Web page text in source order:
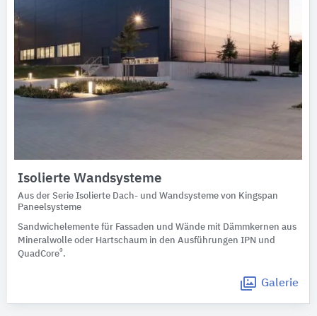
Isolierte Wandsysteme
Aus der Serie Isolierte Dach- und Wandsysteme von Kingspan
Paneelsysteme
Sandwichelemente für Fassaden und Wände mit Dämmkernen aus
Mineralwolle oder Hartschaum in den Ausführungen IPN und
QuadCore®.
Galerie